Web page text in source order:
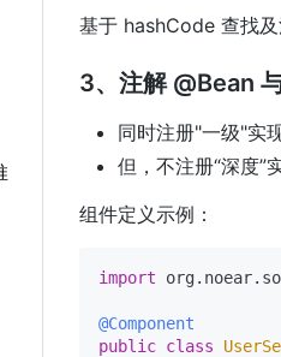
基于 hashCode 查找
3、注解 @Bean
同时注册"一级"实
但，不注册“深度”
组件定义示例：
import
@Component
public class